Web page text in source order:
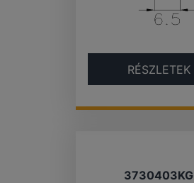
RÉSZLETEK
3730403KG